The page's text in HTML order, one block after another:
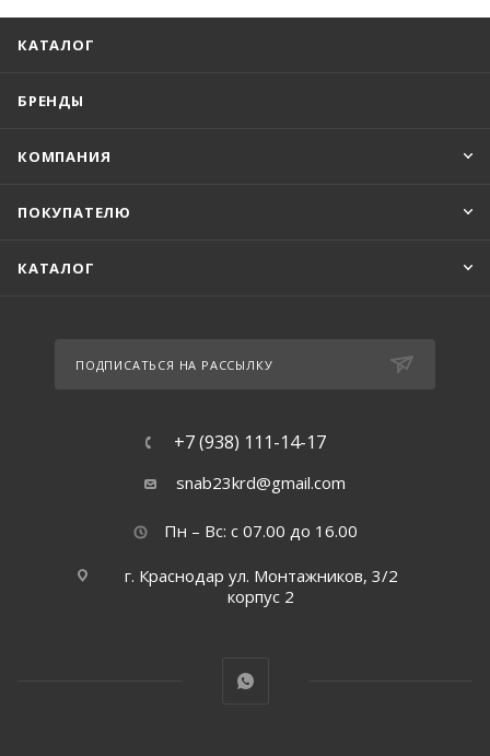
КАТАЛОГ
БРЕНДЫ
КОМПАНИЯ
ПОКУПАТЕЛЮ
КАТАЛОГ
ПОДПИСАТЬСЯ НА РАССЫЛКУ
+7 (938) 111-14-17
snab23krd@gmail.com
Пн – Вс: с 07.00 до 16.00
г. Краснодар ул. Монтажников, 3/2
корпус 2